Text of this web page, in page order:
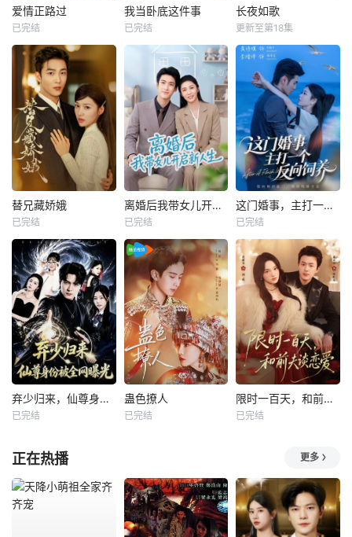
爱情正路过
已完结
我当卧底这件事
已完结
长夜如歌
更新至第18集
替兄藏娇娥
已完结
离婚后我带女儿开启新人生
已完结
这门婚事，主打一个反向饲养
已完结
弃少归来，仙尊身份被全网曝光
已完结
蛊色撩人
已完结
限时一百天，和前夫谈恋爱
已完结
正在热播 更多